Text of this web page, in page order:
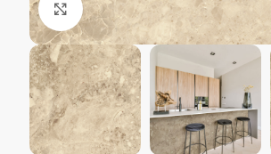
Kliki suurendamiseks